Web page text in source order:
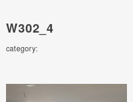
W302_4
category: